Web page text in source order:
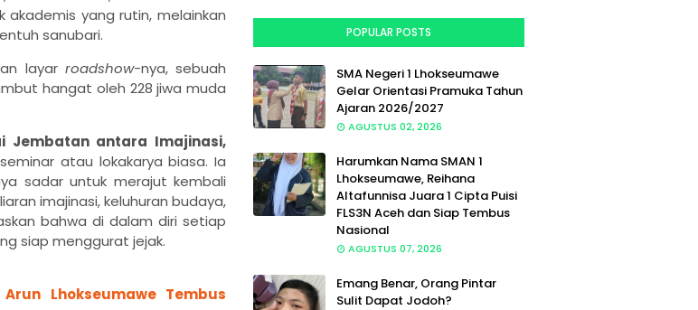
akademis yang rutin, melainkan
sanubari.
layar roadshow-nya, sebuah
hangat oleh 228 jiwa muda
Jembatan antara Imajinasi,
atau lokakarya biasa. Ia
sadar untuk merajut kembali
imajinasi, keluhuran budaya,
bahwa di dalam diri setiap
siap menggurat jejak.
Lhokseumawe Tembus
POPULAR POSTS
SMA Negeri 1 Lhokseumawe
Gelar Orientasi Pramuka Tahun
Ajaran 2026/2027
AGUSTUS 02, 2026
Harumkan Nama SMAN 1
Lhokseumawe, Reihana
Altafunnisa Juara 1 Cipta Puisi
FLS3N Aceh dan Siap Tembus
Nasional
AGUSTUS 07, 2026
Emang Benar, Orang Pintar
Sulit Dapat Jodoh?